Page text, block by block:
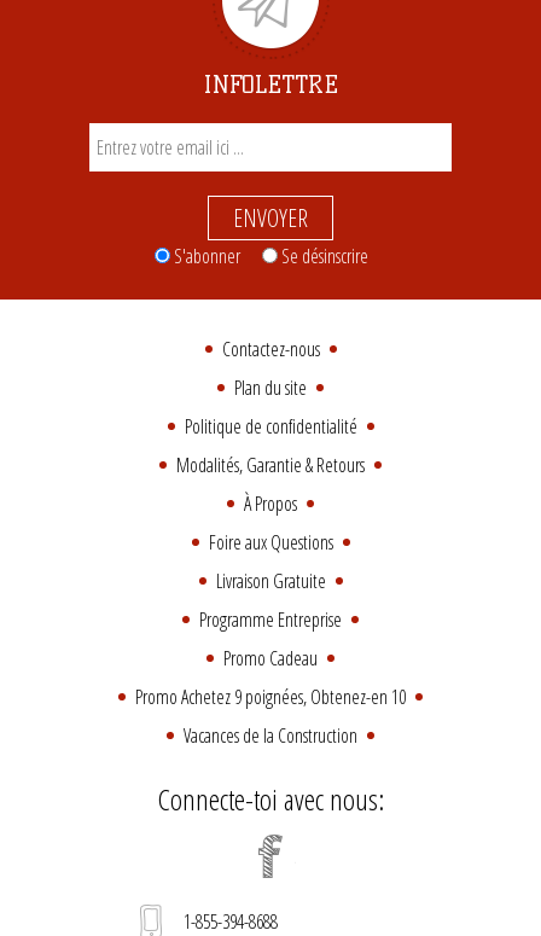
INFOLETTRE
ENVOYER
S'abonner Se désinscrire
Contactez-nous
Plan du site
Politique de confidentialité
Modalités, Garantie & Retours
À Propos
Foire aux Questions
Livraison Gratuite
Programme Entreprise
Promo Cadeau
Promo Achetez 9 poignées, Obtenez-en 10
Vacances de la Construction
Connecte-toi avec nous:
1-855-394-8688